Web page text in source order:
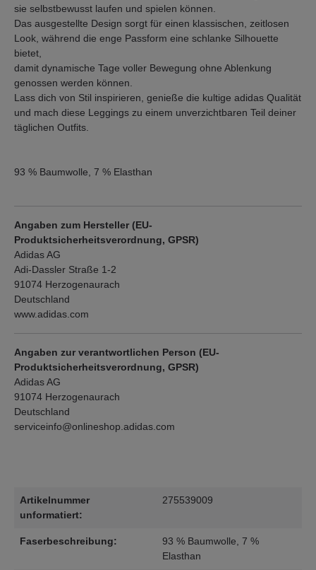
sie selbstbewusst laufen und spielen können.
Das ausgestellte Design sorgt für einen klassischen, zeitlosen
Look, während die enge Passform eine schlanke Silhouette
bietet,
damit dynamische Tage voller Bewegung ohne Ablenkung
genossen werden können.
Lass dich von Stil inspirieren, genieße die kultige adidas Qualität
und mach diese Leggings zu einem unverzichtbaren Teil deiner
täglichen Outfits.
93 % Baumwolle, 7 % Elasthan
Angaben zum Hersteller (EU-
Produktsicherheitsverordnung, GPSR)
Adidas AG
Adi-Dassler Straße 1-2
91074 Herzogenaurach
Deutschland
www.adidas.com
Angaben zur verantwortlichen Person (EU-
Produktsicherheitsverordnung, GPSR)
Adidas AG
91074 Herzogenaurach
Deutschland
serviceinfo@onlineshop.adidas.com
Artikelnummer
unformatiert:
275539009
Faserbeschreibung:
93 % Baumwolle, 7 %
Elasthan